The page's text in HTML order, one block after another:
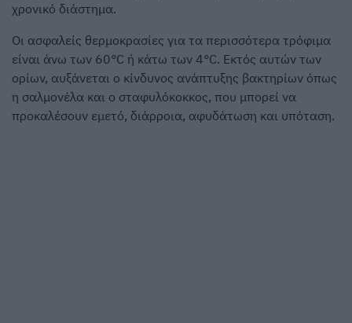
χρονικό διάστημα.
Οι ασφαλείς θερμοκρασίες για τα περισσότερα τρόφιμα
είναι άνω των 60°C ή κάτω των 4°C. Εκτός αυτών των
ορίων, αυξάνεται ο κίνδυνος ανάπτυξης βακτηρίων όπως
η σαλμονέλα και ο σταφυλόκοκκος, που μπορεί να
προκαλέσουν εμετό, διάρροια, αφυδάτωση και υπόταση.